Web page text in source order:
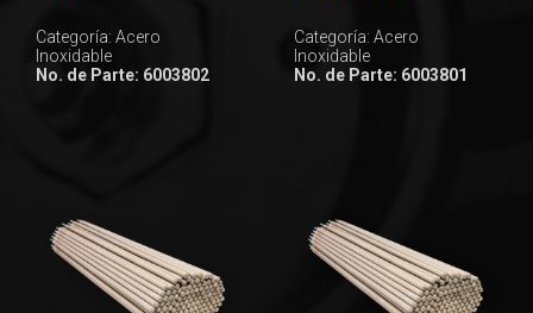
Categoría: Acero
Inoxidable
No. de Parte: 6003802
Categoría: Acero
Inoxidable
No. de Parte: 6003801